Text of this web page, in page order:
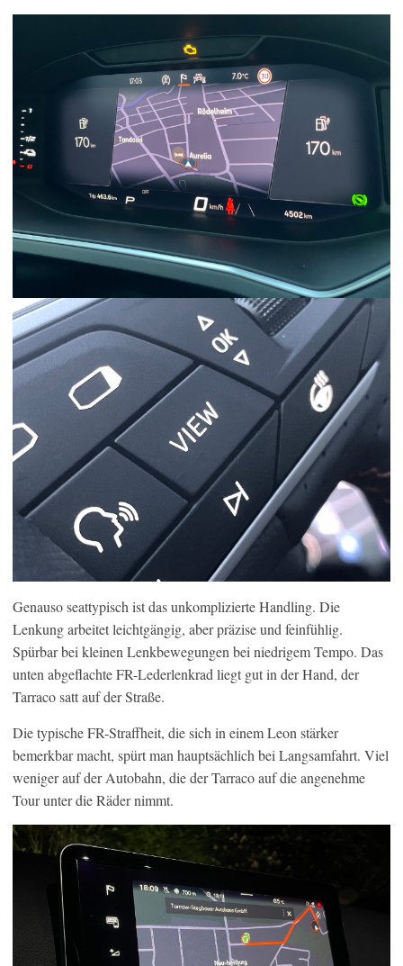
Genauso seattypisch ist das unkomplizierte Handling. Die
Lenkung arbeitet leichtgängig, aber präzise und feinfühlig.
Spürbar bei kleinen Lenkbewegungen bei niedrigem Tempo. Das
unten abgeflachte FR-Lederlenkrad liegt gut in der Hand, der
Tarraco satt auf der Straße.
Die typische FR-Straffheit, die sich in einem Leon stärker
bemerkbar macht, spürt man hauptsächlich bei Langsamfahrt. Viel
weniger auf der Autobahn, die der Tarraco auf die angenehme
Tour unter die Räder nimmt.